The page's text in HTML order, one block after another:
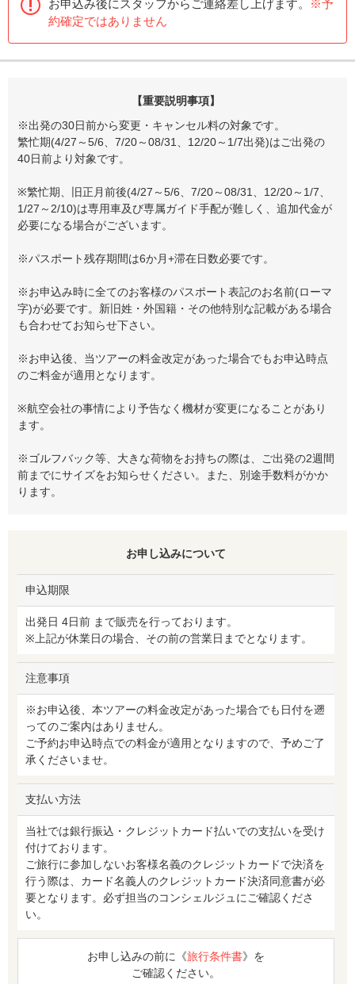
お申込み後にスタッフからご連絡差し上げます。
※予
約確定ではありません
【重要説明事項】
※出発の30日前から変更・キャンセル料の対象です。
繁忙期(4/27～5/6、7/20～08/31、12/20～1/7出発)はご出発の
40日前より対象です。
※繁忙期、旧正月前後(4/27～5/6、7/20～08/31、12/20～1/7、
1/27～2/10)は専用車及び専属ガイド手配が難しく、追加代金が
必要になる場合がございます。
※パスポート残存期間は6か月+滞在日数必要です。
※お申込み時に全てのお客様のパスポート表記のお名前(ローマ
字)が必要です。新旧姓・外国籍・その他特別な記載がある場合
も合わせてお知らせ下さい。
※お申込後、当ツアーの料金改定があった場合でもお申込時点
のご料金が適用となります。
※航空会社の事情により予告なく機材が変更になることがあり
ます。
※ゴルフバック等、大きな荷物をお持ちの際は、ご出発の2週間
前までにサイズをお知らせください。また、別途手数料がかか
ります。
お申し込みについて
申込期限
出発日 4日前 まで販売を行っております。
※上記が休業日の場合、その前の営業日までとなります。
注意事項
※お申込後、本ツアーの料金改定があった場合でも日付を遡
ってのご案内はありません。
ご予約お申込時点での料金が適用となりますので、予めご了
承くださいませ。
支払い方法
当社では銀行振込・クレジットカード払いでの支払いを受け
付けております。
ご旅行に参加しないお客様名義のクレジットカードで決済を
行う際は、カード名義人のクレジットカード決済同意書が必
要となります。必ず担当のコンシェルジュにご確認くださ
い。
お申し込みの前に《旅行条件書》を
ご確認ください。